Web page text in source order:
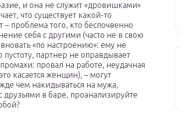
и она не служит «дровишками»
что существует какой-то
проблема того, кто беспочвенно
себя с другими (часто не в свою
«по настроению»: ему не
партнер не оправдывает
провал на работе, неудачная
касается женщин), – могут
чем накидываться на мужа,
в баре, проанализируйте